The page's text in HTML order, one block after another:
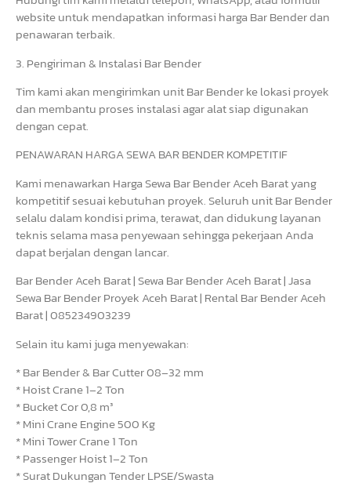
website untuk mendapatkan informasi harga Bar Bender dan
penawaran terbaik.
3. Pengiriman & Instalasi Bar Bender
Tim kami akan mengirimkan unit Bar Bender ke lokasi proyek
dan membantu proses instalasi agar alat siap digunakan
dengan cepat.
PENAWARAN HARGA SEWA BAR BENDER KOMPETITIF
Kami menawarkan Harga Sewa Bar Bender Aceh Barat yang
kompetitif sesuai kebutuhan proyek. Seluruh unit Bar Bender
selalu dalam kondisi prima, terawat, dan didukung layanan
teknis selama masa penyewaan sehingga pekerjaan Anda
dapat berjalan dengan lancar.
Bar Bender Aceh Barat | Sewa Bar Bender Aceh Barat | Jasa
Sewa Bar Bender Proyek Aceh Barat | Rental Bar Bender Aceh
Barat | 085234903239
Selain itu kami juga menyewakan:
* Bar Bender & Bar Cutter 08–32 mm
* Hoist Crane 1–2 Ton
* Bucket Cor 0,8 m³
* Mini Crane Engine 500 Kg
* Mini Tower Crane 1 Ton
* Passenger Hoist 1–2 Ton
* Surat Dukungan Tender LPSE/Swasta